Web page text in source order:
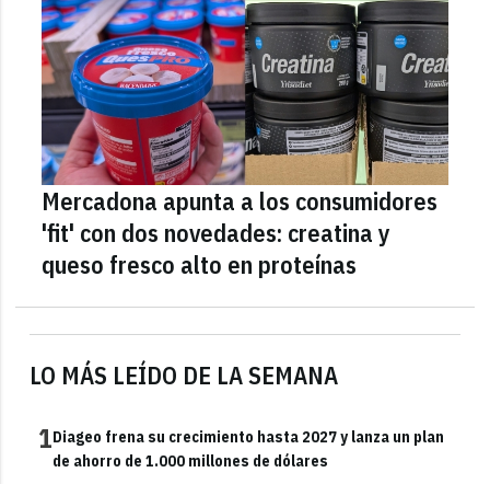
LO MÁS LEÍDO DE LA SEMANA
1Diageo frena su crecimiento hasta 2027 y lanza un plan
de ahorro de 1.000 millones de dólares
Mercadona apunta a los consumidores
'fit' con dos novedades: creatina y
queso fresco alto en proteínas